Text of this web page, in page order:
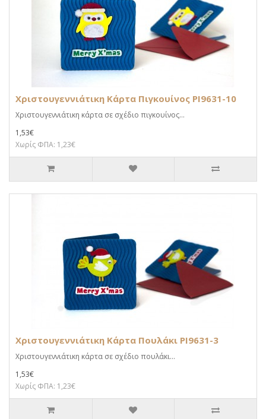
Χριστουγεννιάτικη Κάρτα Πιγκουίνος PI9631-10
Χριστουγεννιάτικη κάρτα σε σχέδιο πιγκουίνος...
1,53€
Χωρίς ΦΠΑ: 1,23€
Χριστουγεννιάτικη Κάρτα Πουλάκι PI9631-3
Χριστουγεννιάτικη κάρτα σε σχέδιο πουλάκι...
1,53€
Χωρίς ΦΠΑ: 1,23€